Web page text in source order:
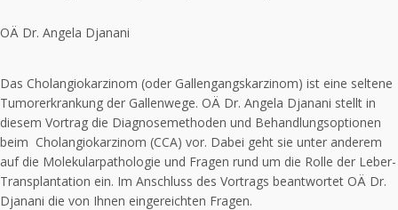
OÄ Dr. Angela Djanani
Das Cholangiokarzinom (oder Gallengangskarzinom) ist eine seltene
Tumorerkrankung der Gallenwege. OÄ Dr. Angela Djanani stellt in
diesem Vortrag die Diagnosemethoden und Behandlungsoptionen
beim Cholangiokarzinom (CCA) vor. Dabei geht sie unter anderem
auf die Molekularpathologie und Fragen rund um die Rolle der Leber-
Transplantation ein. Im Anschluss des Vortrags beantwortet OÄ Dr.
Djanani die von Ihnen eingereichten Fragen.